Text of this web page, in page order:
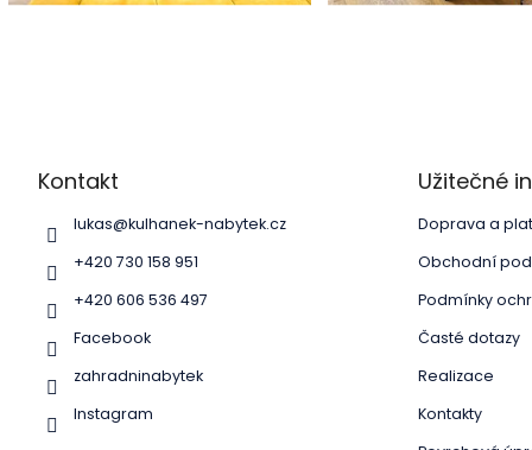
Kontakt
lukas@kulhanek-nabytek.cz
+420 730 158 951
+420 606 536 497
Facebook
zahradninabytek
Instagram
Užitečné
Doprava a
Obchodní
Podmínky
Časté dotazy
Realizace
Kontakty